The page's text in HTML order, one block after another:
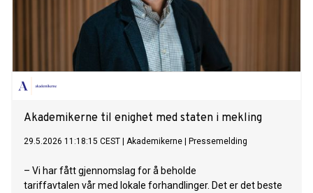
Akademikerne til enighet med staten i mekling
29.5.2026 11:18:15 CEST Akademikerne Pressemelding
– Vi har fått gjennomslag for å beholde
tariffavtalen vår med lokale forhandlinger. Det er det beste